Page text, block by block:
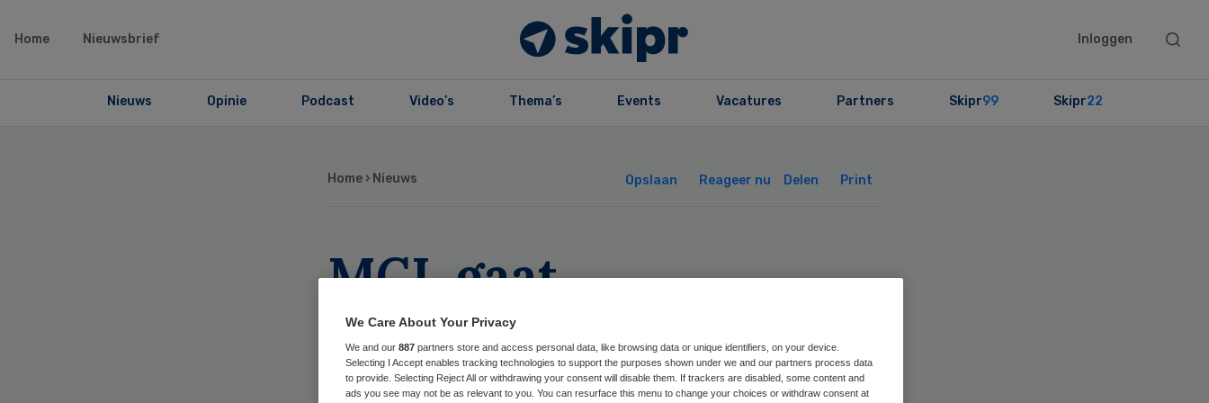
Home Nieuwsbrief Inloggen
Search
Nieuws Opinie Podcast Video’s Thema’s Events Vacatures Partners Skipr99 Skipr22
Home › Nieuws Opslaan Reageer nu Delen Print
MCL gaat
verpleegkundigen
grotendeels in huis
We Care About Your Privacy
We and our 887 partners store and access personal data, like browsing data or unique identifiers, on your device.
Selecting I Accept enables tracking technologies to support the purposes shown under we and our partners process data
to provide. Selecting Reject All or withdrawing your consent will disable them. If trackers are disabled, some content and
ads you see may not be as relevant to you. You can resurface this menu to change your choices or withdraw consent at